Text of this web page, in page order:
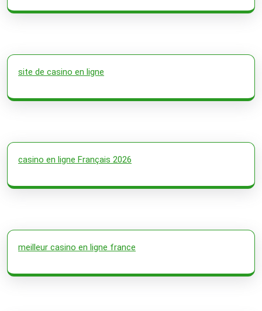
site de casino en ligne
casino en ligne Français 2026
meilleur casino en ligne france